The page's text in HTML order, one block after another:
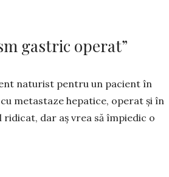
gastric operat”
naturist pentru un pacient în
metastaze hepatice, operat și în
ridi­cat, dar aș vrea să împiedic o